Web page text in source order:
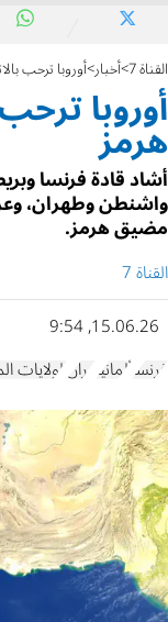
القناة 7 أخبار أوروبا ترحب
أوروبا
هرمز
أشاد قادة فرنسا
واشنطن وطهران،
مضيق هرمز.
القناة 7
15.06.26, 9:54
فرنساألمانيا إيرانالولايات